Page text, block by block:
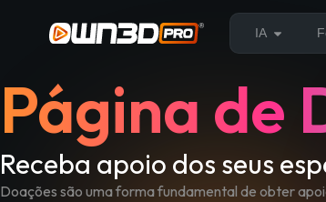
IA
Página de
Receba apoio dos seus
Doações são uma forma fundamental de obter